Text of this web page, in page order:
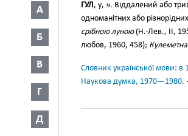
А
Б
В
Г
Д
ГУЛ, у, ч. Віддалений або
одноманітних або
срібною луною(Н.-Лев., II,
любов, 1960, 458); Кулеметна
Словник української мови: в
Наукова думка, 1970—1980.